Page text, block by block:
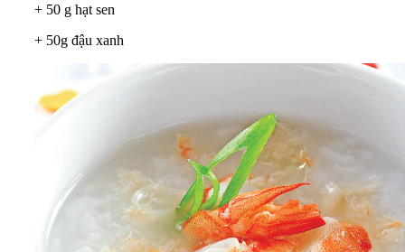
+ 50 g hạt sen
+ 50g đậu xanh